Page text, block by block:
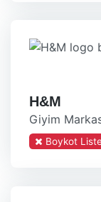
H&M
Giyim
Boykot